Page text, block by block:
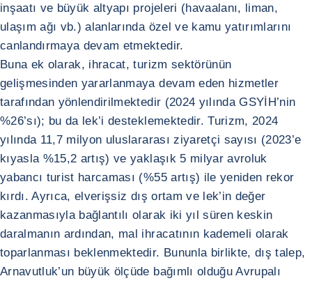
inşaatı ve büyük altyapı projeleri (havaalanı, liman,
ulaşım ağı vb.) alanlarında özel ve kamu yatırımlarını
canlandırmaya devam etmektedir.
Buna ek olarak, ihracat, turizm sektörünün
gelişmesinden yararlanmaya devam eden hizmetler
tarafından yönlendirilmektedir (2024 yılında GSYİH’nin
%26’sı); bu da lek’i desteklemektedir. Turizm, 2024
yılında 11,7 milyon uluslararası ziyaretçi sayısı (2023’e
kıyasla %15,2 artış) ve yaklaşık 5 milyar avroluk
yabancı turist harcaması (%55 artış) ile yeniden rekor
kırdı. Ayrıca, elverişsiz dış ortam ve lek’in değer
kazanmasıyla bağlantılı olarak iki yıl süren keskin
daralmanın ardından, mal ihracatının kademeli olarak
toparlanması beklenmektedir. Bununla birlikte, dış talep,
Arnavutluk’un büyük ölçüde bağımlı olduğu Avrupalı